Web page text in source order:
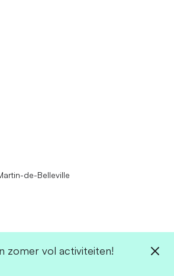
de-Belleville
zomer vol activiteiten!